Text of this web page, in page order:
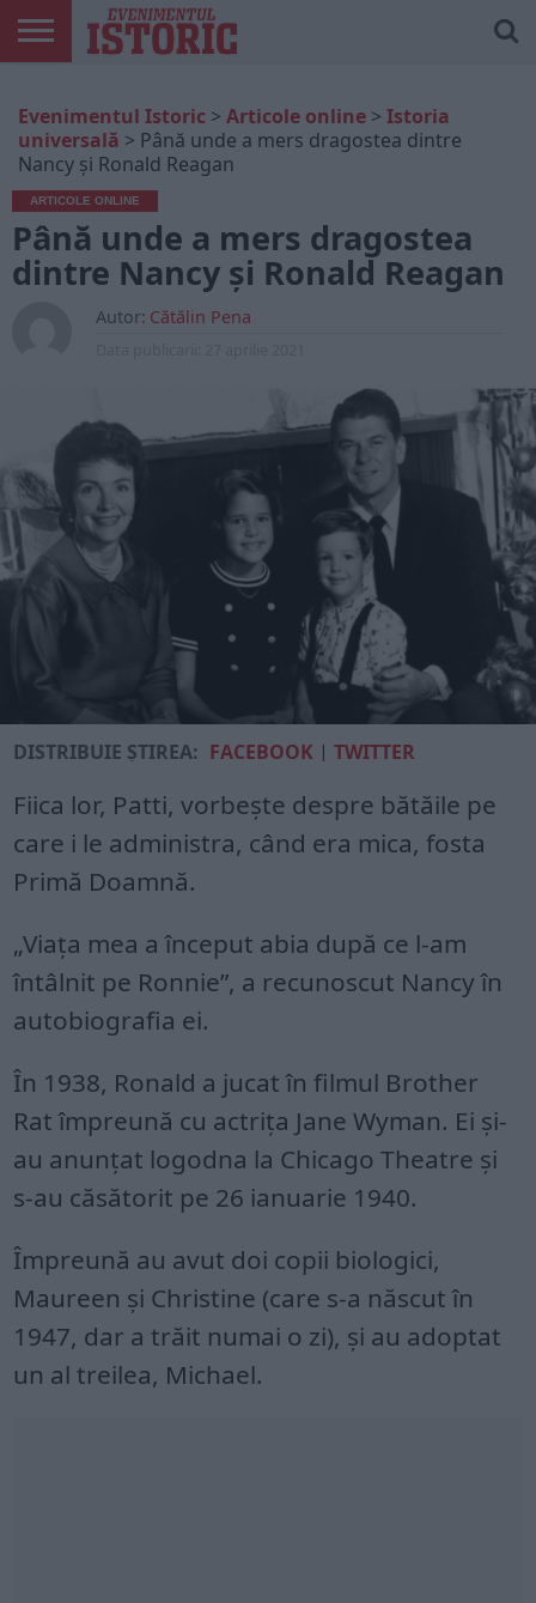
ONLINE
EDIȚII
TIPĂRITE
ISTORIC
PLAY
CONTUL
MEU
Evenimentul Istoric > Articole online > Istoria
universală > Până unde a mers dragostea dintre
Nancy și Ronald Reagan
ARTICOLE ONLINE
Până unde a mers dragostea
dintre Nancy și Ronald Reagan
Autor: Cătălin Pena
DISTRIBUIE ȘTIREA: FACEBOOK |TWITTER
Fiica lor, Patti, vorbeşte despre bătăile pe
care i le administra, când era mica, fosta
Primă Doamnă.
„Viaţa mea a început abia după ce l-am
întâlnit pe Ronnie”, a recunoscut Nancy în
autobiografia ei.
În 1938, Ronald a jucat în filmul Brother
Rat⁠ împreună cu actrița Jane Wyman. Ei și-
au anunțat logodna la Chicago Theatre⁠ și
s-au căsătorit pe 26 ianuarie 1940.
Împreună au avut doi copii biologici,
Maureen⁠ și Christine (care s-a născut în
1947, dar a trăit numai o zi), și au adoptat
un al treilea, Michael⁠.